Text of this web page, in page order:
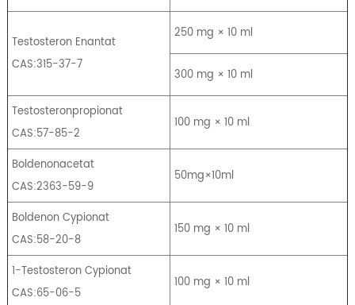
Testosteron Enantat
CAS:315-37-7
250 mg × 10 ml
300 mg × 10 ml
Testosteronpropionat
CAS:57-85-2
100 mg × 10 ml
Boldenonacetat
CAS:2363-59-9
50mg×10ml
Boldenon Cypionat
CAS:58-20-8
150 mg × 10 ml
1-Testosteron Cypionat
CAS:65-06-5
100 mg × 10 ml